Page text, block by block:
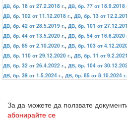
ДВ, бр. 18 от 27.2.2018 г., ДВ, бр. 77 от 18.9.2018
ДВ, бр. 102 от 11.12.2018 г., ДВ, бр. 13 от
ДВ, бр. 42 от 28.5.2019 г., ДВ, бр. 101 от
ДВ, бр. 44 от 13.5.2020 г., ДВ, бр. 54 от 16.6.2020
ДВ, бр. 85 от 2.10.2020 г., ДВ, бр. 103 от
ДВ, бр. 110 от 29.12.2020 г., ДВ, бр. 11 от
ДВ, бр. 32 от 26.4.2022 г., ДВ, бр. 104 от
ДВ, бр. 39 от 1.5.2024 г., ДВ, бр. 85 от 8.10.2024 г.
За да можете да ползвате
абонирайте се